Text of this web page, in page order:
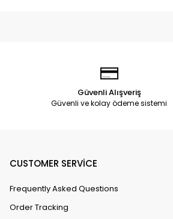
Güvenli Alışveriş
Güvenli ve kolay ödeme sistemi
CUSTOMER SERVİCE
Frequently Asked Questions
Order Tracking